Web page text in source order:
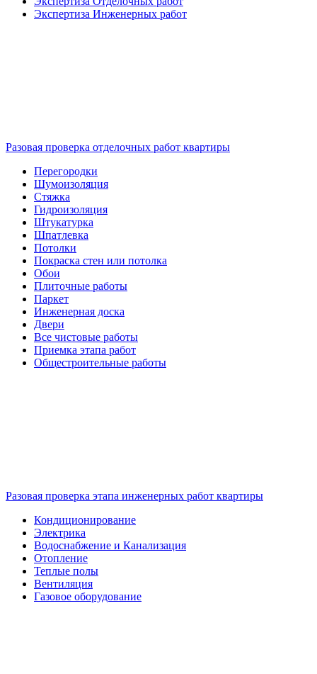
Экспертиза Инженерных работ
Разовая проверка отделочных работ квартиры
Перегородки
Шумоизоляция
Стяжка
Гидроизоляция
Штукатурка
Шпатлевка
Потолки
Покраска стен или потолка
Обои
Плиточные работы
Паркет
Инженерная доска
Двери
Все чистовые работы
Приемка этапа работ
Общестроительные работы
Разовая проверка этапа инженерных работ квартиры
Кондиционирование
Электрика
Водоснабжение и Канализация
Отопление
Теплые полы
Вентиляция
Газовое оборудование